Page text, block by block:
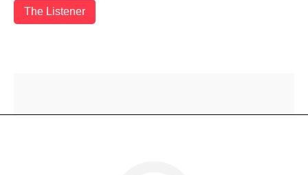
The Listener